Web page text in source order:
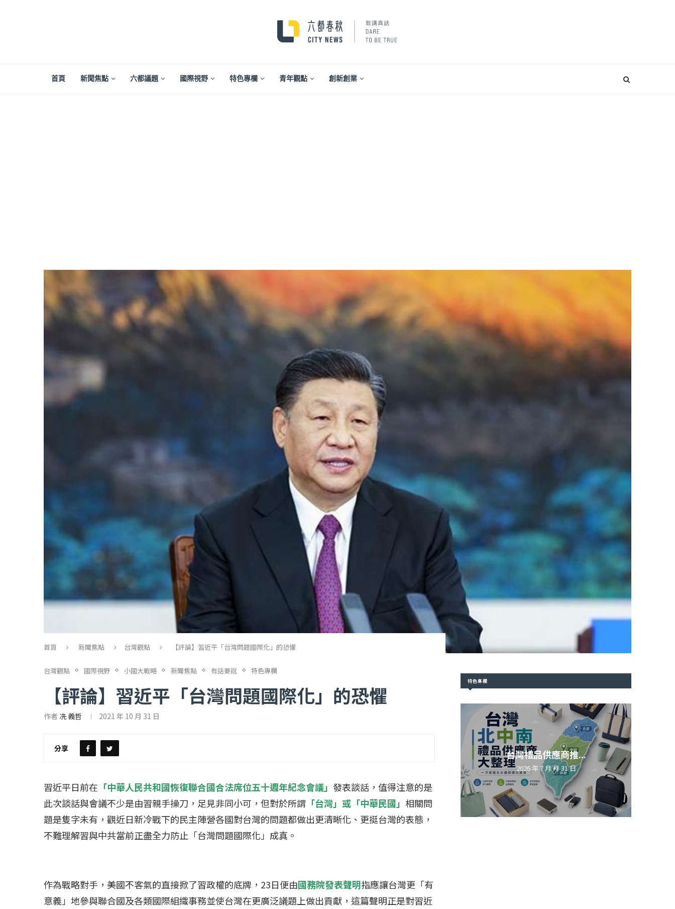
首頁 新聞焦點 六都議題 國際視野 特色專欄 青年觀點 創新創業
首頁 新聞焦點 台灣觀點 【評論】習近平「台灣問題國際化」的恐懼
台灣觀點 國際視野 小國大戰略 新聞焦點 有話要說 特色專欄
【評論】習近平「台灣問題國際化」的恐懼
作者 冼 義哲 2021 年 10 月 31 日
分享
習近平日前在 「中華人民共和國恢復聯合國合法席位五十週年紀念會議」 發表談話，值得注意的是
此次談話與會議不少是由習親手操刀，足見非同小可，但對於所謂 「台灣」或「中華民國」 相關問
題是隻字未有，觀近日新冷戰下的民主陣營各國對台灣的問題都做出更清晰化、更挺台灣的表態，
不難理解習與中共當前正盡全力防止「台灣問題國際化」成真。
作為戰略對手，美國不客氣的直接掀了習政權的底牌，23日便由國務院發表聲明指應讓台灣更「有
意義」地參與聯合國及各類國際組織事務並使台灣在更廣泛議題上做出貢獻，這篇聲明正是對習近
特色專欄
論】國民黨在... 台灣禮品供應商推...
2026 年 7 月 月 31 日